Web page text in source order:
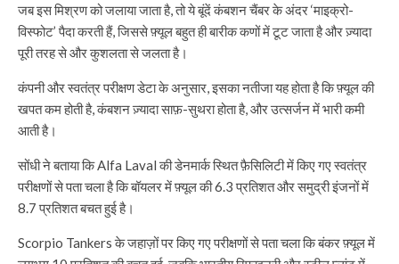
जब इस मिश्रण को जलाया जाता है, तो ये बूंदें कंबशन चैंबर के अंदर ‘माइक्रो-
विस्फोट’ पैदा करती हैं, जिससे फ़्यूल बहुत ही बारीक कणों में टूट जाता है और ज़्यादा
पूरी तरह से और कुशलता से जलता है।
कंपनी और स्वतंत्र परीक्षण डेटा के अनुसार, इसका नतीजा यह होता है कि फ़्यूल की
खपत कम होती है, कंबशन ज़्यादा साफ़-सुथरा होता है, और उत्सर्जन में भारी कमी
आती है।
सोंधी ने बताया कि Alfa Laval की डेनमार्क स्थित फ़ैसिलिटी में किए गए स्वतंत्र
परीक्षणों से पता चला है कि बॉयलर में फ़्यूल की 6.3 प्रतिशत और समुद्री इंजनों में
8.7 प्रतिशत बचत हुई है।
Scorpio Tankers के जहाज़ों पर किए गए परीक्षणों से पता चला कि बंकर फ़्यूल में